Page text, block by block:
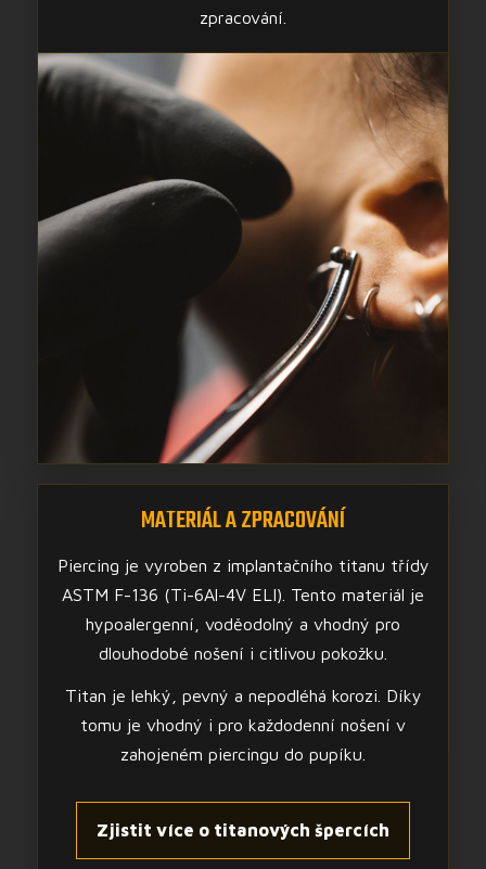
zpracování.
MATERIÁL A ZPRACOVÁNÍ
Piercing je vyroben z implantačního titanu třídy
ASTM F-136 (Ti-6Al-4V ELI). Tento materiál je
hypoalergenní, voděodolný a vhodný pro
dlouhodobé nošení i citlivou pokožku.
Titan je lehký, pevný a nepodléhá korozi. Díky
tomu je vhodný i pro každodenní nošení v
zahojeném piercingu do pupíku.
Zjistit více o titanových špercích